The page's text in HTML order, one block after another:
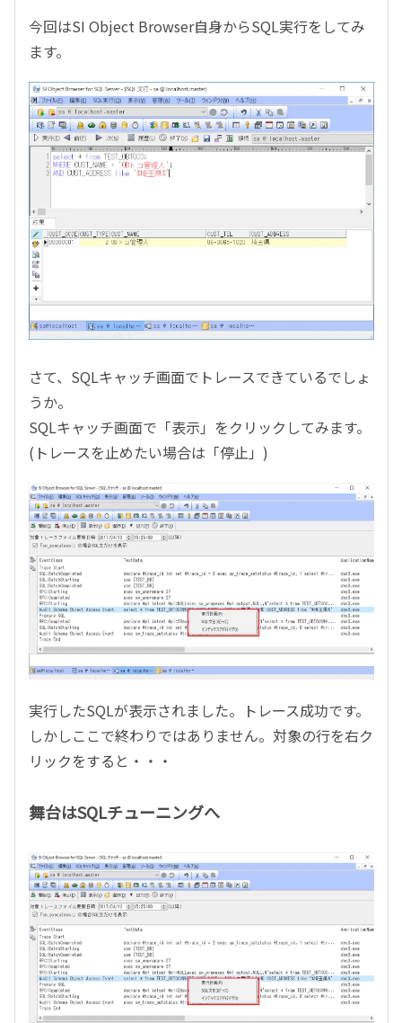
今回はSI Object Browser自身からSQL実行をしてみ
ます。
さて、SQLキャッチ画面でトレースできているでしょ
うか。
SQLキャッチ画面で「表示」をクリックしてみます。
(トレースを止めたい場合は「停止」)
実行したSQLが表示されました。トレース成功です。
しかしここで終わりではありません。対象の行を右ク
リックをすると・・・
舞台はSQLチューニングへ